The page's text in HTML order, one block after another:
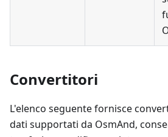
Convertitori
L'elenco seguente fornisce
dati supportati da OsmAnd,